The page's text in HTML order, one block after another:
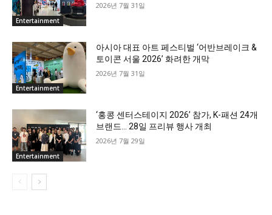
Entertainment
2026년 7월 31일
Entertainment
아시아 대표 아트 페스티벌 ‘어반브레이크 &
토이콘 서울 2026’ 화려한 개막
2026년 7월 31일
Entertainment
‘홍콩 센터스테이지 2026’ 참가, K-패션 24개
브랜드… 28일 프리뷰 행사 개최
2026년 7월 29일